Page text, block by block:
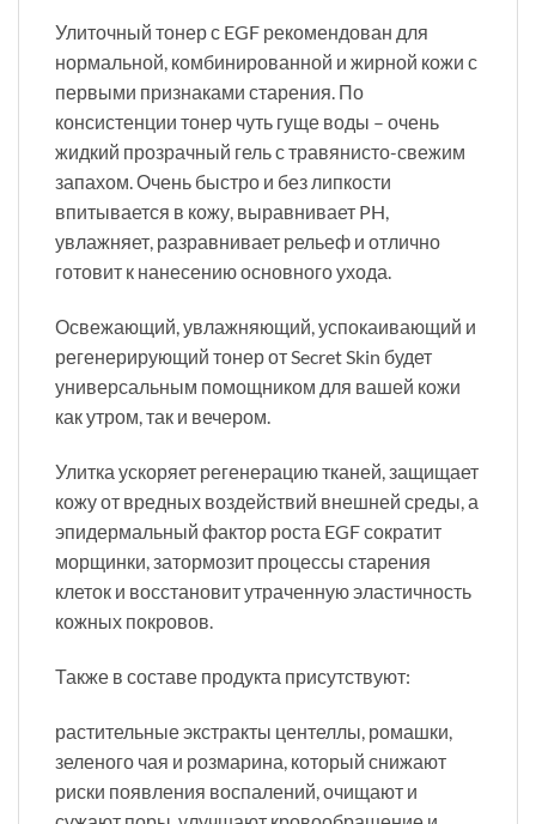
Улиточный тонер с EGF рекомендован для
нормальной, комбинированной и жирной кожи с
первыми признаками старения. По
консистенции тонер чуть гуще воды – очень
жидкий прозрачный гель с травянисто-свежим
запахом. Очень быстро и без липкости
впитывается в кожу, выравнивает PH,
увлажняет, разравнивает рельеф и отлично
готовит к нанесению основного ухода.
Освежающий, увлажняющий, успокаивающий и
регенерирующий тонер от Secret Skin будет
универсальным помощником для вашей кожи
как утром, так и вечером.
Улитка ускоряет регенерацию тканей, защищает
кожу от вредных воздействий внешней среды, а
эпидермальный фактор роста EGF сократит
морщинки, затормозит процессы старения
клеток и восстановит утраченную эластичность
кожных покровов.
Также в составе продукта присутствуют:
растительные экстракты центеллы, ромашки,
зеленого чая и розмарина, который снижают
риски появления воспалений, очищают и